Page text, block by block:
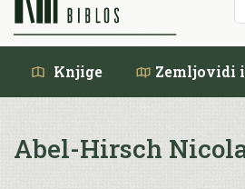
Knjige Zemljovidi
Abel-Hirsch